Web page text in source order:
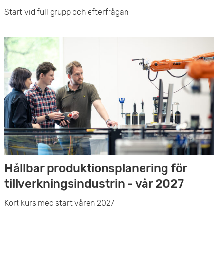
Start vid full grupp och efterfrågan
Hållbar produktionsplanering för
tillverkningsindustrin - vår 2027
Kort kurs med start våren 2027